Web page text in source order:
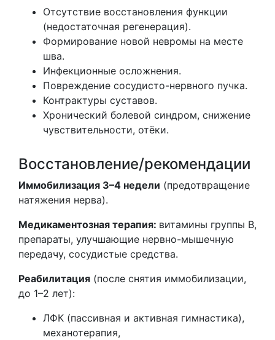
Отсутствие восстановления функции
(недостаточная регенерация).
Формирование новой невромы на месте
шва.
Инфекционные осложнения.
Повреждение сосудисто-нервного пучка.
Контрактуры суставов.
Хронический болевой синдром, снижение
чувствительности, отёки.
Восстановление/рекомендации
Иммобилизация 3–4 недели (предотвращение
натяжения нерва).
Медикаментозная терапия: витамины группы В,
препараты, улучшающие нервно-мышечную
передачу, сосудистые средства.
Реабилитация (после снятия иммобилизации,
до 1–2 лет):
ЛФК (пассивная и активная гимнастика),
механотерапия,